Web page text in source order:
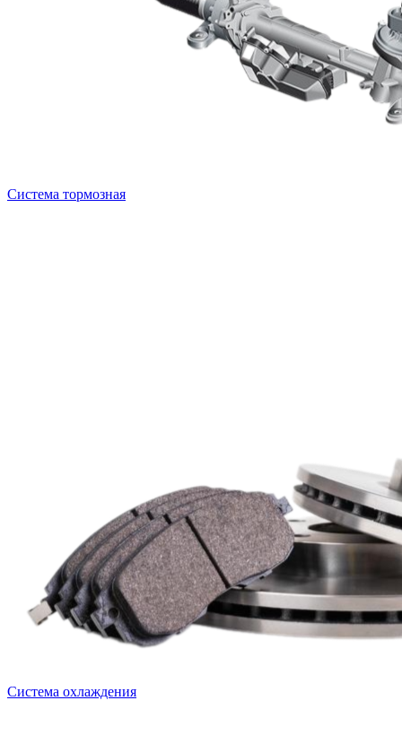
Система тормозная
Система охлаждения